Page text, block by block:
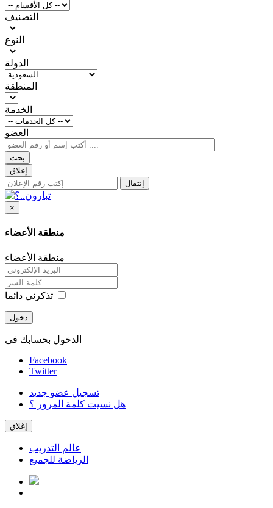
التصنيف
النوع
الدولة
المنطقة
الخدمة
العضو
بحث
إغلاق
إنتقال
×
منطقة الأعضاء
منطقة الأعضاء
دخول
الدخول بحسابك فى
Facebook
Twitter
تسجيل عضو جديد
هل نسيت كلمة المرور ؟
إغلاق
عالم التدريب
الرياضة للجميع